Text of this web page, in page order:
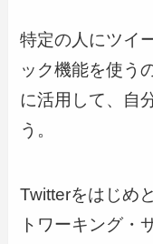
特定の人にツイ
ック機能を使う
に活用して、自
う。
Twitterをはじめ
トワーキング・